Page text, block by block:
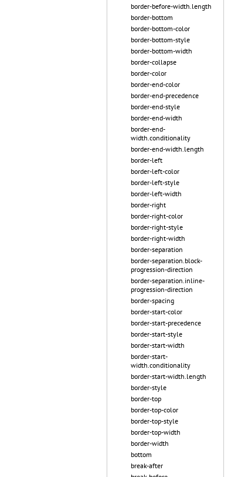
border-before-width.length
border-bottom
border-bottom-color
border-bottom-style
border-bottom-width
border-collapse
border-color
border-end-color
border-end-precedence
border-end-style
border-end-width
border-end-
width.conditionality
border-end-width.length
border-left
border-left-color
border-left-style
border-left-width
border-right
border-right-color
border-right-style
border-right-width
border-separation
border-separation.block-
progression-direction
border-separation.inline-
progression-direction
border-spacing
border-start-color
border-start-precedence
border-start-style
border-start-width
border-start-
width.conditionality
border-start-width.length
border-style
border-top
border-top-color
border-top-style
border-top-width
border-width
bottom
break-after